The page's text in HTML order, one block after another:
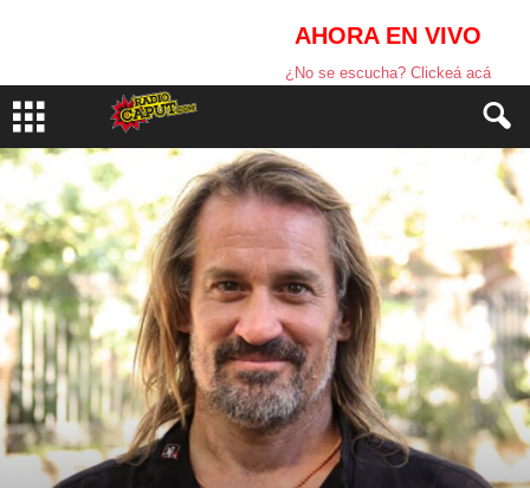
AHORA EN VIVO
¿No se escucha? Clickeá acá